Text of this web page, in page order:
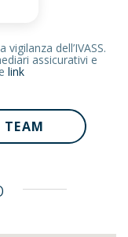
dell’IVASS.
assicurativi e
link